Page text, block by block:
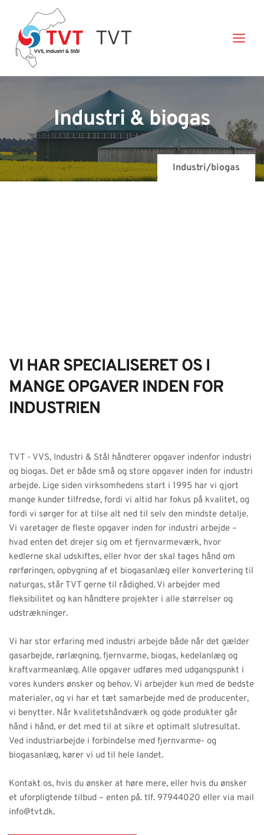
indholdet
TVT
Industri & biogas
Industri/biogas
VI HAR SPECIALISERET OS I
MANGE OPGAVER INDEN FOR
INDUSTRIEN
TVT - VVS, Industri & Stål håndterer opgaver indenfor industri
og biogas. Det er både små og store opgaver inden for industri
arbejde. Lige siden virksomhedens start i 1995 har vi gjort
mange kunder tilfredse, fordi vi altid har fokus på kvalitet, og
fordi vi sørger for at tilse alt ned til selv den mindste detalje.
Vi varetager de fleste opgaver inden for industri arbejde –
hvad enten det drejer sig om et fjernvarmeværk, hvor
kedlerne skal udskiftes, eller hvor der skal tages hånd om
rørføringen, opbygning af et biogasanlæg eller konvertering til
naturgas, står TVT gerne til rådighed. Vi arbejder med
fleksibilitet og kan håndtere projekter i alle størrelser og
udstrækninger.
Vi har stor erfaring med industri arbejde både når det gælder
gasarbejde, rørlægning, fjernvarme, biogas, kedelanlæg og
kraftvarmeanlæg. Alle opgaver udføres med udgangspunkt i
vores kunders ønsker og behov. Vi arbejder kun med de bedste
materialer, og vi har et tæt samarbejde med de producenter,
vi benytter. Når kvalitetshåndværk og gode produkter går
hånd i hånd, er det med til at sikre et optimalt slutresultat.
Ved industriarbejde i forbindelse med fjernvarme- og
biogasanlæg, kører vi ud til hele landet.
Kontakt os, hvis du ønsker at høre mere, eller hvis du ønsker
et uforpligtende tilbud – enten på. tlf. 97944020 eller via mail
info@tvt.dk.